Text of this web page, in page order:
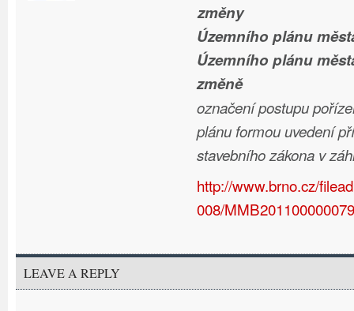
změny
Územního plánu
Územního plánu
změně
označení postupu
plánu formou uvedení
stavebního zákona v
http://www.brno.cz/
008/
LEAVE A REPLY